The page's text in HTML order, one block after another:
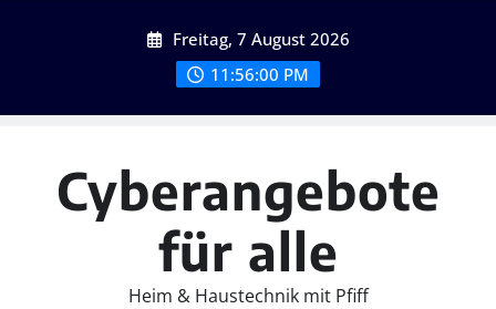
Freitag, 7 August 2026
11:56:01 PM
Cyberangebote
für alle
Heim & Haustechnik mit Pfiff